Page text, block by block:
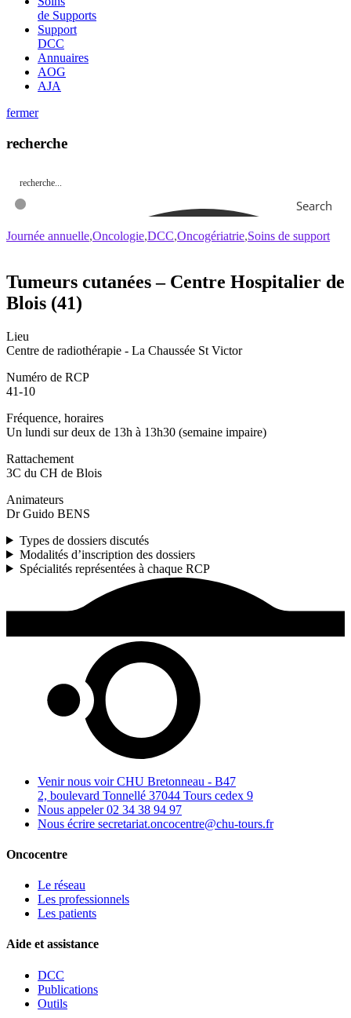
de Supports
Support
DCC
Annuaires
AOG
AJA
fermer
recherche
Search
Journée annuelle Oncologie DCC Oncogériatrie Soins de support
Tumeurs cutanées – Centre Hospitalier de
Blois (41)
Lieu
Centre de radiothérapie - La Chaussée St Victor
Numéro de RCP
41-10
Fréquence, horaires
Un lundi sur deux de 13h à 13h30 (semaine impaire)
Rattachement
3C du CH de Blois
Animateurs
Dr Guido BENS
Types de dossiers discutés
Modalités d’inscription des dossiers
Spécialités représentées à chaque RCP
Venir nous voir CHU Bretonneau - B47
2, boulevard Tonnellé 37044 Tours cedex 9
Nous appeler 02 34 38 94 97
Nous écrire secretariat.oncocentre@chu-tours.fr
Oncocentre
Le réseau
Les professionnels
Les patients
Aide et assistance
DCC
Publications
Outils